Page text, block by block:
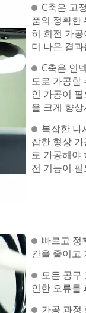
C축은 고
품의 정확한
히 회전 가
더 나은 결
C축은 인
도로 가공할
인 가공이
을 크게 향
복잡한 나
잡한 형상
로 가공해야
전 기능이
빠르고 정
간을 줄이고
모든 공구
인한 오류를
가공 과정